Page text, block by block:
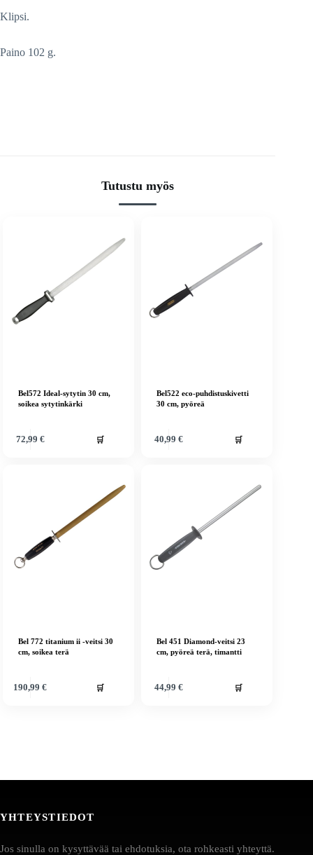
Klipsi.
Paino 102 g.
Tutustu myös
Bel572 Ideal-sytytin 30 cm,
soikea sytytinkärki
72,99 € 🛒
Bel522 eco-puhdistuskivetti
30 cm, pyöreä
40,99 € 🛒
Bel 772 titanium ii -veitsi 30
cm, soikea terä
190,99€ 🛒
Bel 451 Diamond-veitsi 23
cm, pyöreä terä, timantti
44,99 € 🛒
YHTEYSTIEDOT
Jos sinulla on kysyttävää tai ehdotuksia, ota rohkeasti yhteyttä.